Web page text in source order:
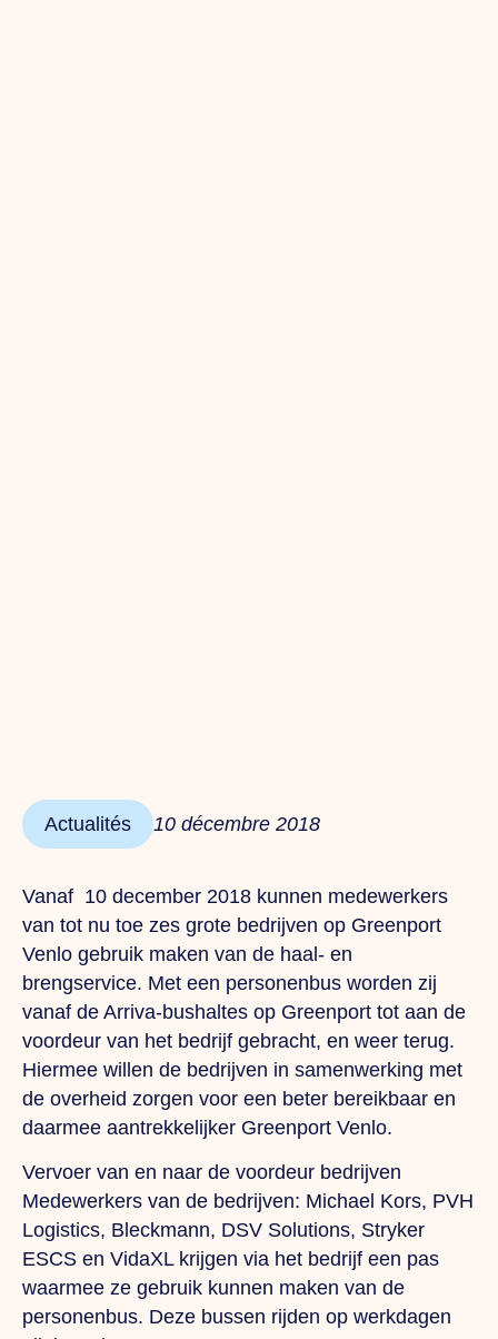
Actualités 10 décembre 2018
Vanaf 10 december 2018 kunnen medewerkers
van tot nu toe zes grote bedrijven op Greenport
Venlo gebruik maken van de haal- en
brengservice. Met een personenbus worden zij
vanaf de Arriva-bushaltes op Greenport tot aan de
voordeur van het bedrijf gebracht, en weer terug.
Hiermee willen de bedrijven in samenwerking met
de overheid zorgen voor een beter bereikbaar en
daarmee aantrekkelijker Greenport Venlo.
Vervoer van en naar de voordeur bedrijven
Medewerkers van de bedrijven: Michael Kors, PVH
Logistics, Bleckmann, DSV Solutions, Stryker
ESCS en VidaXL krijgen via het bedrijf een pas
waarmee ze gebruik kunnen maken van de
personenbus. Deze bussen rijden op werkdagen